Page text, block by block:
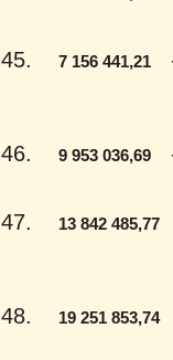
45. 7 156 441,21
46. 9 953 036,69
47. 13 842 485,77
48. 19 251 853,74-